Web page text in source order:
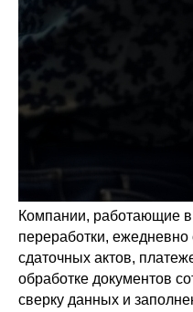
Компании, работающие
переработки,
сдаточных актов,
обработке документов
сверку данных и